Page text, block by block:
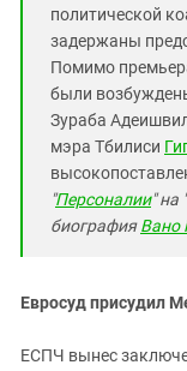
политической
задержаны
Помимо
были
Зураба
мэра Тбилиси
"Персоналии" на
биографияВано
Евросуд присудил
ЕСПЧ вынес